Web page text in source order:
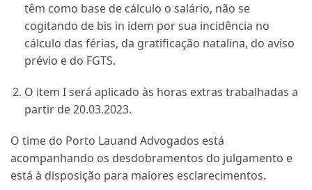
têm como base de cálculo o salário, não se
cogitando de bis in idem por sua incidência no
cálculo das férias, da gratificação natalina, do aviso
prévio e do FGTS.
O item I será aplicado às horas extras trabalhadas a
partir de 20.03.2023.
O time do Porto Lauand Advogados está
acompanhando os desdobramentos do julgamento e
está à disposição para maiores esclarecimentos.